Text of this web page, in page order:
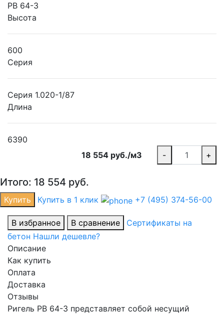
РВ 64-3
Высота
600
Серия
Серия 1.020-1/87
Длина
6390
18 554 руб./м3
- +
Итого: 18 554 руб.
Купить Купить в 1 клик +7 (495) 374-56-00
В избранное В сравнение
Сертификаты на
бетон Нашли дешевле?
Описание
Как купить
Оплата
Доставка
Отзывы
Ригель РВ 64-3 представляет собой несущий